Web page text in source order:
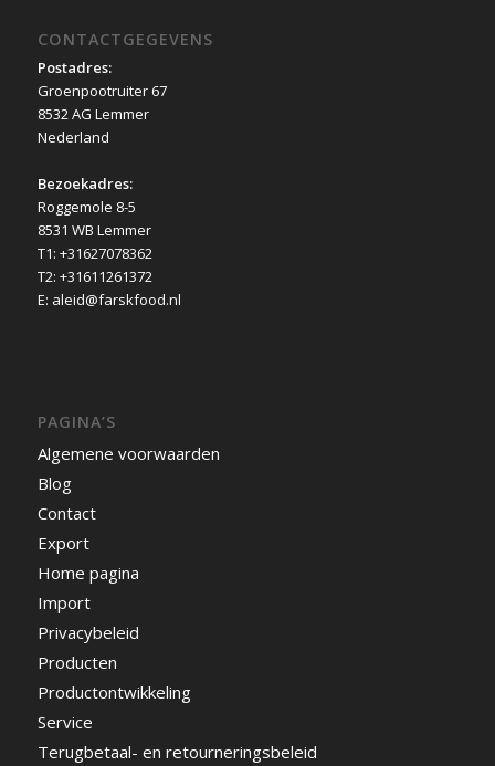
CONTACTGEGEVENS
Postadres:
Groenpootruiter 67
8532 AG Lemmer
Nederland
Bezoekadres:
Roggemole 8-5
8531 WB Lemmer
T1: +31627078362
T2: +31611261372
E: aleid@farskfood.nl
PAGINA’S
Algemene voorwaarden
Blog
Contact
Export
Home pagina
Import
Privacybeleid
Producten
Productontwikkeling
Service
Terugbetaal- en retourneringsbeleid